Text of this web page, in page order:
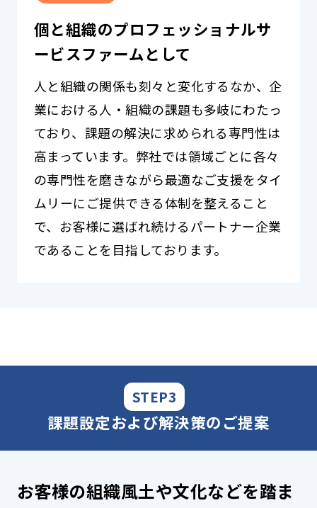
個と組織のプロフェッショナルサ
ービスファームとして
人と組織の関係も刻々と変化するなか、企
業における人・組織の課題も多岐にわたっ
ており、課題の解決に求められる専門性は
高まっています。弊社では領域ごとに各々
の専門性を磨きながら最適なご支援をタイ
ムリーにご提供できる体制を整えること
で、お客様に選ばれ続けるパートナー企業
であることを目指しております。
STEP3
課題設定および解決策のご提案
お客様の組織風土や文化などを踏ま